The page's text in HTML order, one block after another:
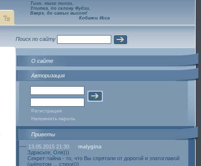
Тихо, тихо ползи,
Улитка, по склону Фудзи,
Вверх, до самых высот!
Кобаяси Исса
Поиск по сайту
О сайте
Авторизация
Регистрация
Напомнить пароль
Приветы
13.05.2015 21:30
malygina
Здрасьте, Оля)))
Секрет-тайна - то, что Вы спрятали от дорогой и златоглавой
(шёпотом ... стихи)))